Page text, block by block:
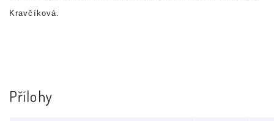
Kravčíková.
Přílohy